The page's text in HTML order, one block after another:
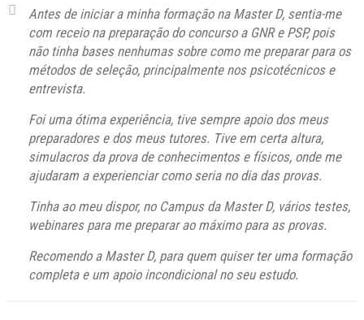
Antes de iniciar a minha formação na Master D, sentia-me
com receio na preparação do concurso a GNR e PSP, pois
não tinha bases nenhumas sobre como me preparar para os
métodos de seleção, principalmente nos psicotécnicos e
entrevista.
Foi uma ótima experiência, tive sempre apoio dos meus
preparadores e dos meus tutores. Tive em certa altura,
simulacros da prova de conhecimentos e físicos, onde me
ajudaram a experienciar como seria no dia das provas.
Tinha ao meu dispor, no Campus da Master D, vários testes,
webinares para me preparar ao máximo para as provas.
Recomendo a Master D, para quem quiser ter uma formação
completa e um apoio incondicional no seu estudo.